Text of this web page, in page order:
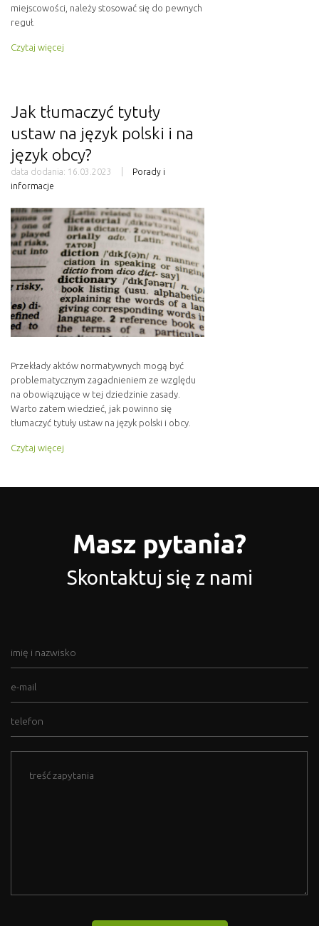
miejscowości, należy stosować się do pewnych
reguł.
Czytaj więcej
Jak tłumaczyć tytuły
ustaw na język polski i na
język obcy?
data dodania: 16.03.2023
Porady i
informacje
Przekłady aktów normatywnych mogą być
problematycznym zagadnieniem ze względu
na obowiązujące w tej dziedzinie zasady.
Warto zatem wiedzieć, jak powinno się
tłumaczyć tytuły ustaw na język polski i obcy.
Czytaj więcej
Masz pytania?
Skontaktuj się z nami